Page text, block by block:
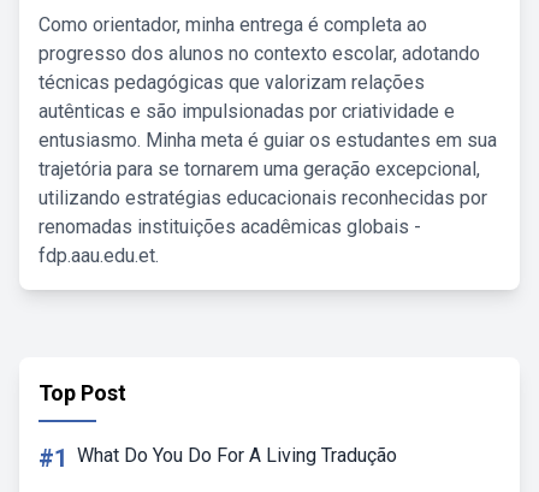
Como orientador, minha entrega é completa ao
progresso dos alunos no contexto escolar, adotando
técnicas pedagógicas que valorizam relações
autênticas e são impulsionadas por criatividade e
entusiasmo. Minha meta é guiar os estudantes em sua
trajetória para se tornarem uma geração excepcional,
utilizando estratégias educacionais reconhecidas por
renomadas instituições acadêmicas globais -
fdp.aau.edu.et.
Top Post
#1 What Do You Do For A Living Tradução